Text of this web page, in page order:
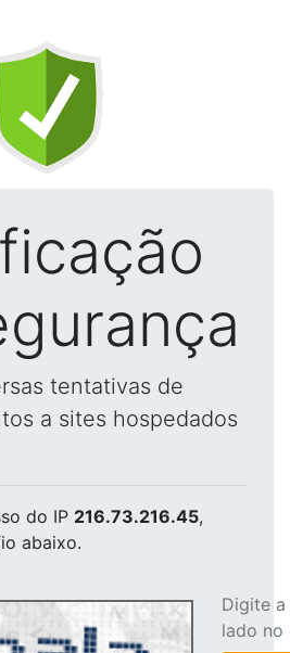
tentativas de
a sites hospedados
do IP 216.73.216.45,
abaixo.
Digite
lado no